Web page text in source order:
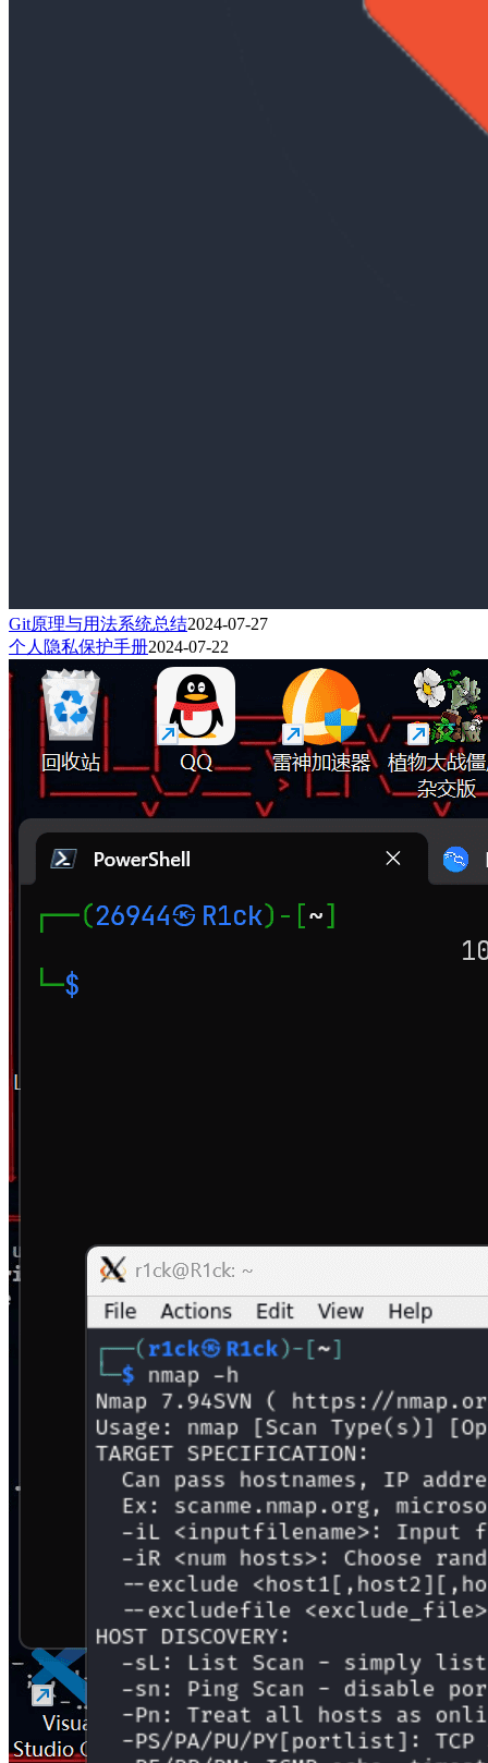
Git原理与用法系统总结2024-07-27
个人隐私保护手册2024-07-22